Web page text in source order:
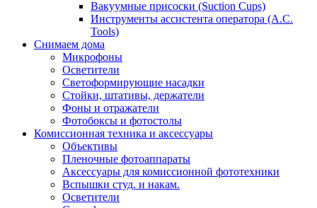
Вакуумные присоски (Suction Cups)
Инструменты ассистента оператора (A.C.
Tools)
Снимаем дома
Микрофоны
Осветители
Светоформирующие насадки
Стойки, штативы, держатели
Фоны и отражатели
Фотобоксы и фотостолы
Комиссионная техника и аксессуары
Объективы
Пленочные фотоаппараты
Аксессуары для комиссионной фототехники
Вспышки студ. и накам.
Осветители